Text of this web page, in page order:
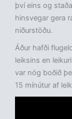
því eins og
hinsvegar gera
niðurstöðu.
Áður hafði
leiksins en
var nóg boðið
15 mínútur af